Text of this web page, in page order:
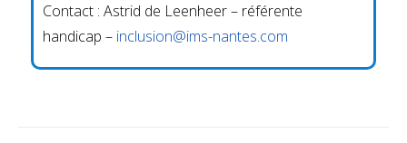
Contact : Astrid de Leenheer – référente
handicap – inclusion@ims-nantes.com